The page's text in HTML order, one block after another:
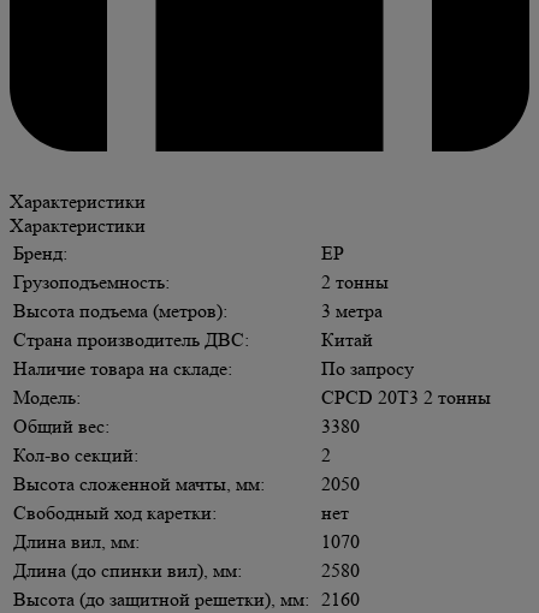
Характеристики
Характеристики
Бренд:
EP
Грузоподъемность:
2 тонны
Высота подъема (метров):
3 метра
Страна производитель ДВС:
Китай
Наличие товара на складе:
По запросу
Модель:
CPCD 20T3 2 тонны
Общий вес:
3380
Кол-во секций:
2
Высота сложенной мачты, мм:
2050
Свободный ход каретки:
нет
Длина вил, мм:
1070
Длина (до спинки вил), мм:
2580
Высота (до защитной решетки), мм: 2160